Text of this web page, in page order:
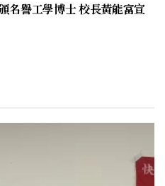
名譽工學博士 校長黃能富宣